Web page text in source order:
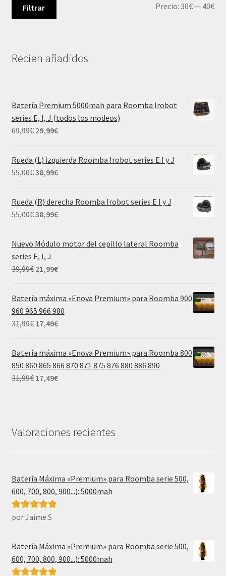
Filtrar Precio: 30€— 40€
Recien añadidos
Batería Premium 5000mah para Roomba Irobot
series E, I, J (todos los modeos)
69,99€ El
original
era:
69,99€.
29,99€El
actual
Rueda (L) izquierda Roomba Irobot series E I y J
55,00€ El
original
era:
55,00€.
38,99€El
actual
Rueda (R) derecha Roomba Irobot series E I y J
55,00€ El
original
era:
55,00€.
38,99€El
Nuevo Módulo motor del cepillo lateral Roomba
series E, I, J
39,99€ El
original
era:
21,99€El
actual
es:
Batería máxima «Enova Premium» para Roomba 900
960 965 966 980
31,99€ El
original
era:
17,49€El
actual
es:
Batería máxima «Enova Premium» para Roomba 800
850 860 865 866 870 871 875 876 880 886 890
31,99€ El
31,99€.
17,49€El
Valoraciones recientes
Batería Máxima «Premium» para Roomba serie 500,
600, 700, 800, 900...): 5000mah
Valorado con
por Jaime.S
Batería Máxima «Premium» para Roomba serie 500,
600, 700, 800, 900...): 5000mah